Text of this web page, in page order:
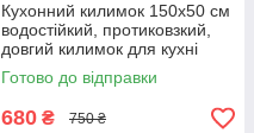
Кухонний килимок 150х50 см
водостійкий, протиковзкий,
довгий килимок для кухні
(КК41)
Готово до відправки
680 ₴ 750 ₴